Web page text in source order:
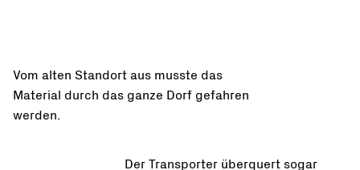
Vom alten Standort aus musste das
Material durch das ganze Dorf gefahren
werden.
Der Transporter überquert sogar